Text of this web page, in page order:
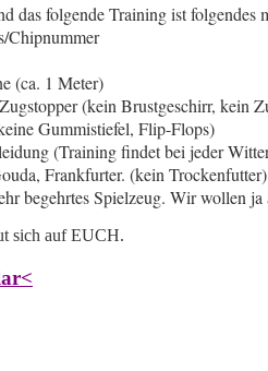
das folgende Training ist folgendes
Chipnummer
(ca. 1 Meter)
(kein Brustgeschirr, kein
Gummistiefel, Flip-Flops)
(Training findet bei jeder
Frankfurter. (kein Trockenfutter)
begehrtes Spielzeug. Wir wollen
sich auf EUCH.